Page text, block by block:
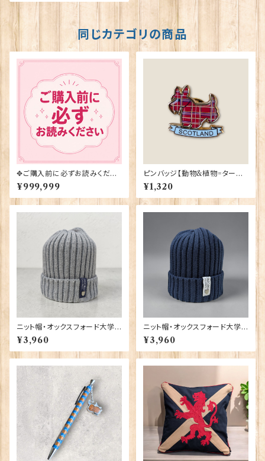
同じカテゴリの商品
✥ご購入前に必ずお読みくださ
い✥
¥999,999
ピンバッジ【動物&植物=タータ
ンスコティー】Tradition 9004
0-T1130
¥1,320
ニット帽・オックスフォード大学
【グレー】 00217
¥3,960
ニット帽・オックスフォード大学
【ネイビー】 00216
¥3,960